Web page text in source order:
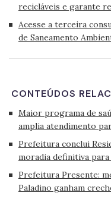
recicláveis e garante
Acesse a terceira
de Saneamento
CONTEÚDOS
Maior programa de
amplia atendimento
Prefeitura conclui
moradia definitiva para
Prefeitura Presente:
Paladino ganham